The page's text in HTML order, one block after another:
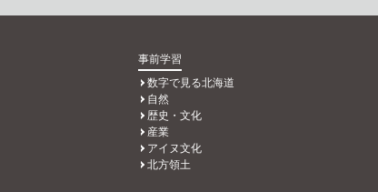
事前学習
数字で見る北海道
自然
歴史・文化
産業
アイヌ文化
北方領土